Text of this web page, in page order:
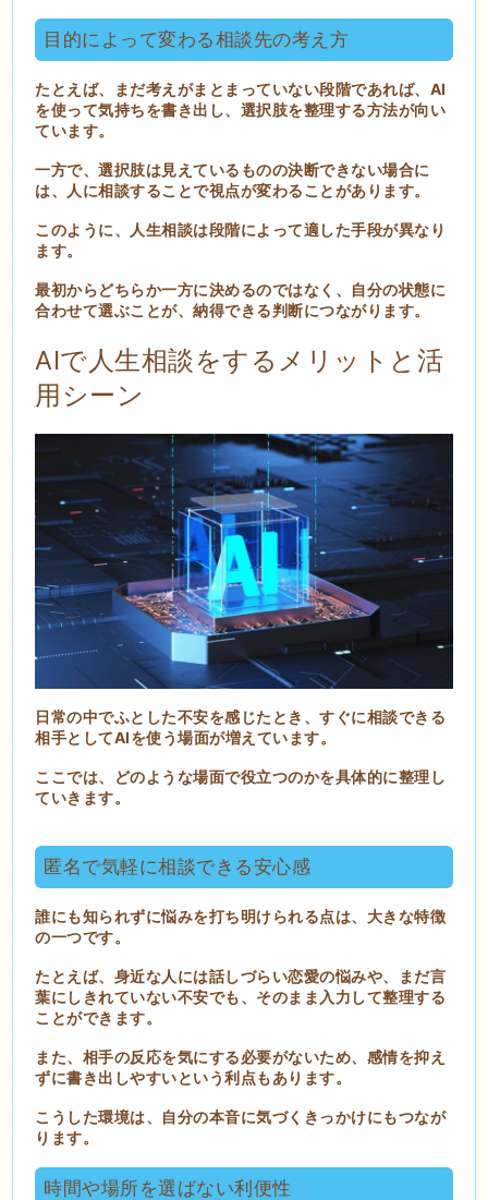
目的によって変わる相談先の考え方
たとえば、まだ考えがまとまっていない段階であれば、AI
を使って気持ちを書き出し、選択肢を整理する方法が向い
ています。
一方で、選択肢は見えているものの決断できない場合に
は、人に相談することで視点が変わることがあります。
このように、人生相談は段階によって適した手段が異なり
ます。
最初からどちらか一方に決めるのではなく、自分の状態に
合わせて選ぶことが、納得できる判断につながります。
AIで人生相談をするメリットと活
用シーン
日常の中でふとした不安を感じたとき、すぐに相談できる
相手としてAIを使う場面が増えています。
ここでは、どのような場面で役立つのかを具体的に整理し
ていきます。
匿名で気軽に相談できる安心感
誰にも知られずに悩みを打ち明けられる点は、大きな特徴
の一つです。
たとえば、身近な人には話しづらい恋愛の悩みや、まだ言
葉にしきれていない不安でも、そのまま入力して整理する
ことができます。
また、相手の反応を気にする必要がないため、感情を抑え
ずに書き出しやすいという利点もあります。
こうした環境は、自分の本音に気づくきっかけにもつなが
ります。
時間や場所を選ばない利便性